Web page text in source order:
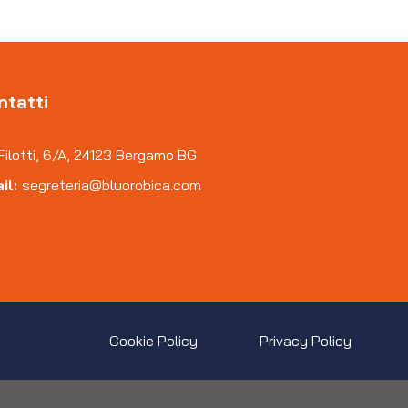
6/A, 24123 Bergamo BG
segreteria@bluorobica.com
Cookie Policy Privacy Policy